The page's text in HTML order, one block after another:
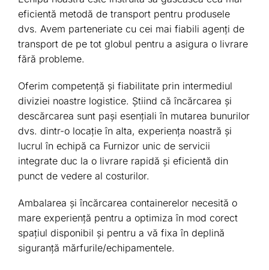
eficientă metodă de transport pentru produsele
dvs. Avem parteneriate cu cei mai fiabili agenți de
transport de pe tot globul pentru a asigura o livrare
fără probleme.
Oferim competență și fiabilitate prin intermediul
diviziei noastre logistice. Știind că încărcarea și
descărcarea sunt pași esențiali în mutarea bunurilor
dvs. dintr-o locație în alta, experiența noastră și
lucrul în echipă ca Furnizor unic de servicii
integrate duc la o livrare rapidă și eficientă din
punct de vedere al costurilor.
Ambalarea și încărcarea containerelor necesită o
mare experiență pentru a optimiza în mod corect
spațiul disponibil și pentru a vă fixa în deplină
siguranţă mărfurile/echipamentele.